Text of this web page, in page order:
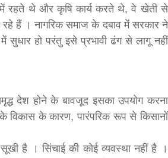
में रहते थे और कृषि कार्य करते थे, वे खेती से
हैं । नागरिक समाज के दबाव में सरकार ने
सुधार हो परंतु इसे प्रभावी ढंग से लागू नहीं
देश होने के बावजूद इसका उपयोग करना
के विकास के कारण, पारंपरिक रूप से किसानों
है । सिंचाई की कोई व्यवस्था नहीं है ।